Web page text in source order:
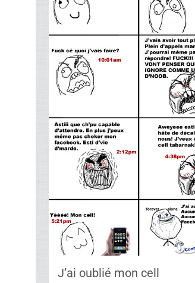
J’ai oublié mon cell